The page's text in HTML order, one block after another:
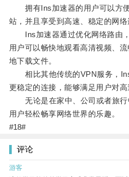
拥有Ins加速器的用户可以方便
站，并且享受到高速、稳定的网络
Ins加速器通过优化网络路由，
用户可以畅快地观看高清视频、
地下载文件。
相比其他传统的VPN服务，
更稳定的连接，能够满足用户对高
无论是在家中、公司或者旅行
用户轻松畅享网络世界的乐趣。
#18#
评论
游客